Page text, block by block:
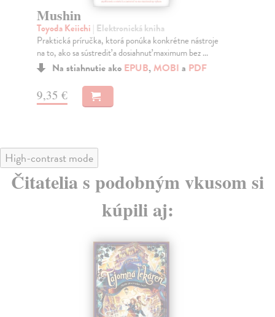
Mushin
Toyoda Keiichi | Elektronická kniha
Praktická príručka, ktorá ponúka konkrétne nástroje
na to, ako sa sústrediť a dosiahnuť maximum bez ...
Na stiahnutie ako EPUB,MOBI a PDF
9,35 €
High-contrast mode
Čitatelia s podobným vkusom si
kúpili aj: